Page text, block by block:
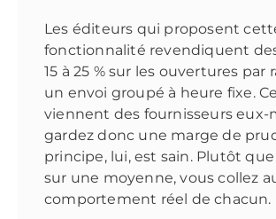
Les éditeurs qui proposent
fonctionnalité revendiquent
15 à 25 % sur les ouvertures par
un envoi groupé à heure fixe.
viennent des fournisseurs eux-
gardez donc une marge de
principe, lui, est sain. Plutôt
sur une moyenne, vous collez
comportement réel de chacun.